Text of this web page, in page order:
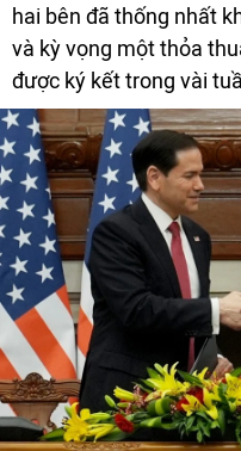
hai bên đã thống nhất
và kỳ vọng một thỏa
được ký kết trong vài